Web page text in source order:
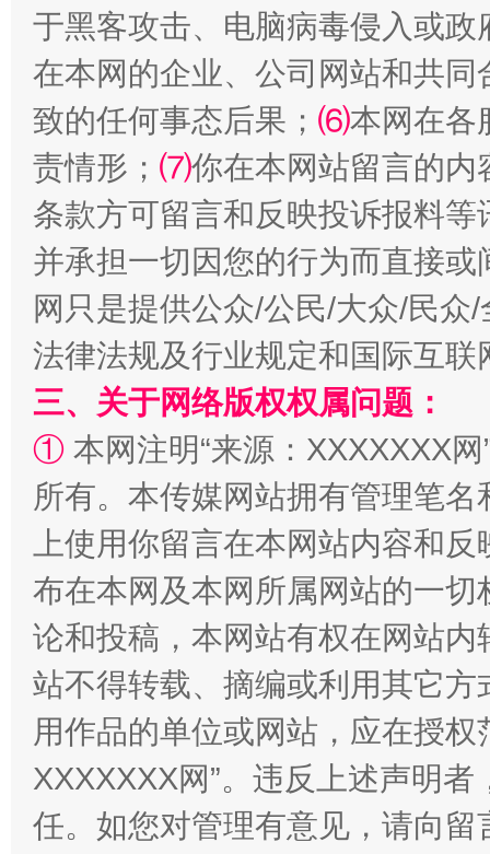
于黑客攻击、电脑病毒侵入或
在本网的企业、公司网站和共
致的任何事态后果； ⑹本网在各
责情形； ⑺你在本网站留言的内
条款方可留言和反映投诉报料
并承担一切因您的行为而直接
网只是提供公众/公民/大众/民
法律法规及行业规定和国际互
三、关于网络版权权属问题：
① 本网注明“来源：XXXXXXX
所有。本传媒网站拥有管理笔
上使用你留言在本网站内容和
布在本网及本网所属网站的一
论和投稿，本网站有权在网站
站不得转载、摘编或利用其它
用作品的单位或网站，应在授
XXXXXXX网”。违反上述声明
任。如您对管理有意见，请向